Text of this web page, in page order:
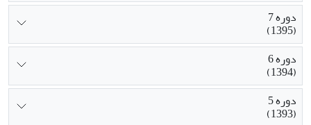
دوره 7
(1395)
دوره 6
(1394)
دوره 5
(1393)